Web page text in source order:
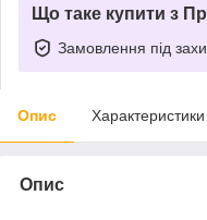
Що таке купити з
Замовлення під
Опис Характеристики
Опис